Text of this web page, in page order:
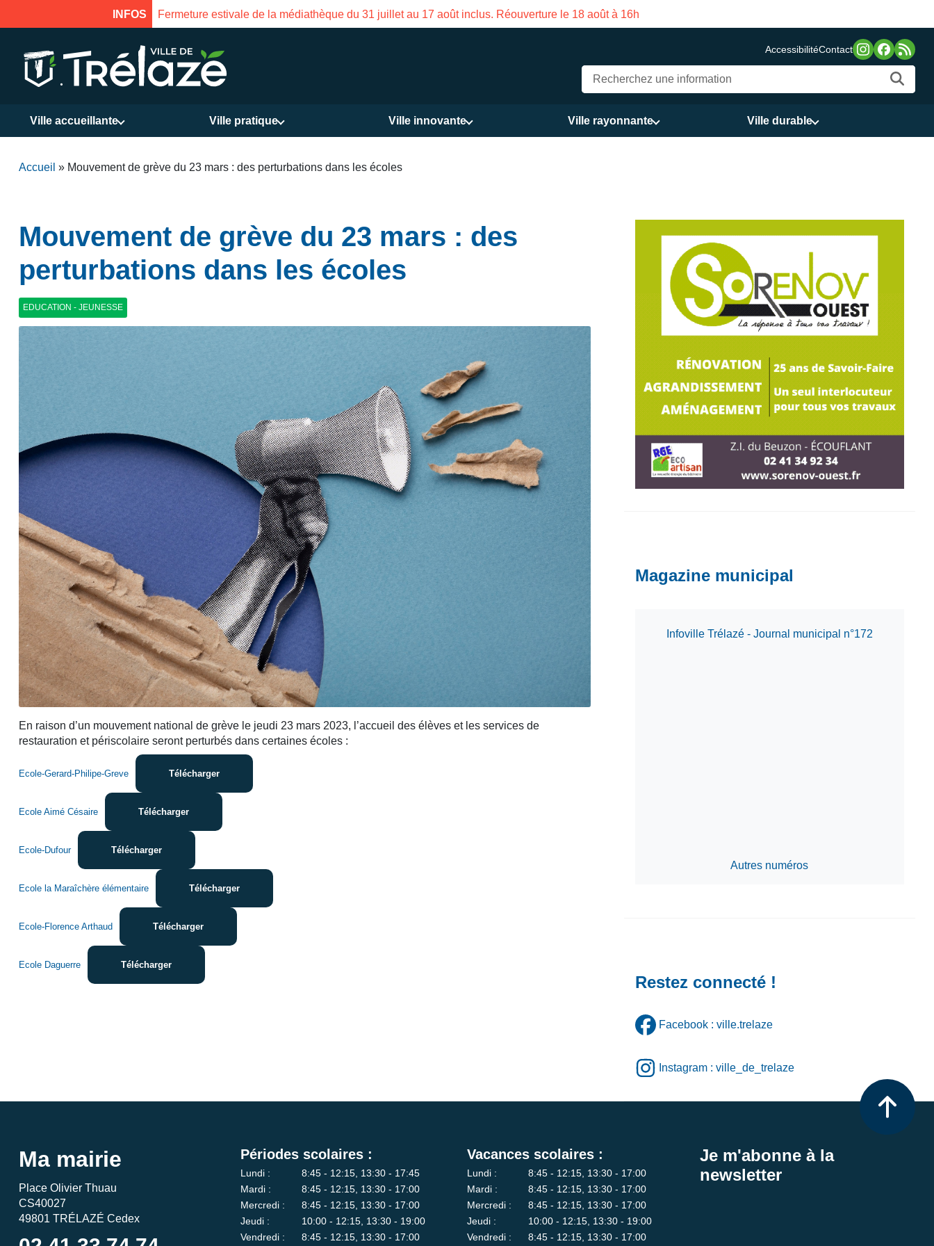
INFOS
le 18 août à 16h Fermeture estivale de la Maison des Services publics Vasco de Gama du 3 au 21 août
AccessibilitéContact
Ville accueillante Ville pratique Ville innovante Ville rayonnante Ville durable
Accueil » Mouvement de grève du 23 mars : des perturbations dans les écoles
Mouvement de grève du 23 mars : des
perturbations dans les écoles
EDUCATION - JEUNESSE
En raison d’un mouvement national de grève le jeudi 23 mars 2023, l’accueil des élèves et les services de
restauration et périscolaire seront perturbés dans certaines écoles :
Ecole-Gerard-Philipe-Greve Télécharger
Ecole Aimé Césaire Télécharger
Ecole-Dufour Télécharger
Ecole la Maraîchère élémentaire Télécharger
Ecole-Florence Arthaud Télécharger
Ecole Daguerre Télécharger
Magazine municipal
Infoville Trélazé - Journal municipal n°172
Autres numéros
Restez connecté !
Facebook : ville.trelaze
Instagram : ville_de_trelaze
Ma mairie
Place Olivier Thuau
CS40027
49801 TRÉLAZÉ Cedex
Périodes scolaires :
Lundi :
8:45 - 12:15, 13:30 - 17:45
Mardi :
8:45 - 12:15, 13:30 - 17:00
Mercredi :
8:45 - 12:15, 13:30 - 17:00
Jeudi :
10:00 - 12:15, 13:30 - 19:00
Vendredi :
8:45 - 12:15, 13:30 - 17:00
Vacances scolaires :
Lundi :
8:45 - 12:15, 13:30 - 17:00
Mardi :
8:45 - 12:15, 13:30 - 17:00
Mercredi :
8:45 - 12:15, 13:30 - 17:00
Jeudi :
10:00 - 12:15, 13:30 - 19:00
Vendredi :
8:45 - 12:15, 13:30 - 17:00
Je m'abonne à la
newsletter